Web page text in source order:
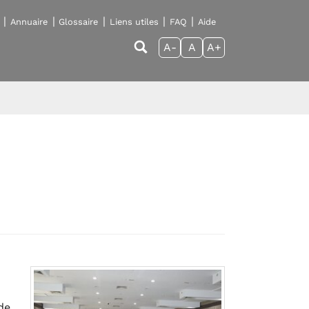
Annuaire Glossaire Liens utiles FAQ Aide
A- A A+